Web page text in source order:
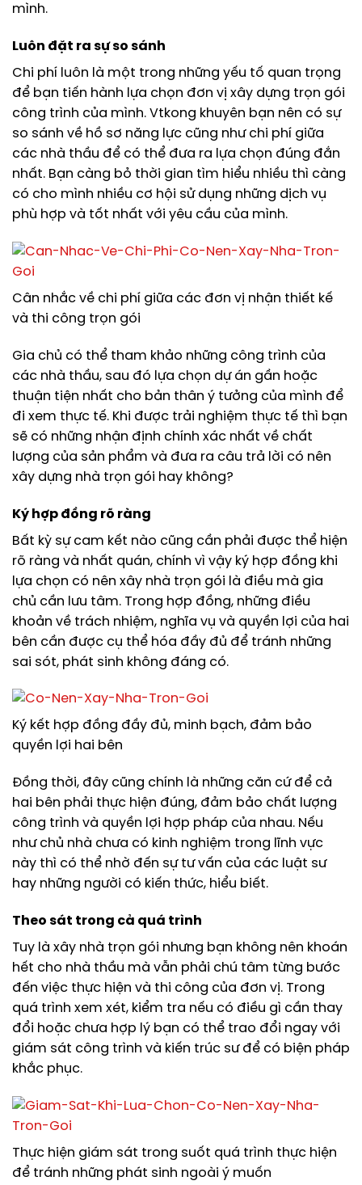
mình.
Luôn đặt ra sự so sánh
Chi phí luôn là một trong những yếu tố quan trọng
để bạn tiến hành lựa chọn đơn vị xây dựng trọn gói
công trình của mình. Vtkong khuyên bạn nên có sự
so sánh về hồ sơ năng lực cũng như chi phí giữa
các nhà thầu để có thể đưa ra lựa chọn đúng đắn
nhất. Bạn càng bỏ thời gian tìm hiểu nhiều thì càng
có cho mình nhiều cơ hội sử dụng những dịch vụ
phù hợp và tốt nhất với yêu cầu của mình.
Cân nhắc về chi phí giữa các đơn vị nhận thiết kế
và thi công trọn gói
Gia chủ có thể tham khảo những công trình của
các nhà thầu, sau đó lựa chọn dự án gần hoặc
thuận tiện nhất cho bản thân ý tưởng của mình để
đi xem thực tế. Khi được trải nghiệm thực tế thì bạn
sẽ có những nhận định chính xác nhất về chất
lượng của sản phẩm và đưa ra câu trả lời có nên
xây dựng nhà trọn gói hay không?
Ký hợp đồng rõ ràng
Bất kỳ sự cam kết nào cũng cần phải được thể hiện
rõ ràng và nhất quán, chính vì vậy ký hợp đồng khi
lựa chọn có nên xây nhà trọn gói là điều mà gia
chủ cần lưu tâm. Trong hợp đồng, những điều
khoản về trách nhiệm, nghĩa vụ và quyền lợi của hai
bên cần được cụ thể hóa đầy đủ để tránh những
sai sót, phát sinh không đáng có.
Ký kết hợp đồng đầy đủ, minh bạch, đảm bảo
quyền lợi hai bên
Đồng thời, đây cũng chính là những căn cứ để cả
hai bên phải thực hiện đúng, đảm bảo chất lượng
công trình và quyền lợi hợp pháp của nhau. Nếu
như chủ nhà chưa có kinh nghiệm trong lĩnh vực
này thì có thể nhờ đến sự tư vấn của các luật sư
hay những người có kiến thức, hiểu biết.
Theo sát trong cả quá trình
Tuy là xây nhà trọn gói nhưng bạn không nên khoán
hết cho nhà thầu mà vẫn phải chú tâm từng bước
đến việc thực hiện và thi công của đơn vị. Trong
quá trình xem xét, kiểm tra nếu có điều gì cần thay
đổi hoặc chưa hợp lý bạn có thể trao đổi ngay với
giám sát công trình và kiến trúc sư để có biện pháp
khắc phục.
Thực hiện giám sát trong suốt quá trình thực hiện
để tránh những phát sinh ngoài ý muốn